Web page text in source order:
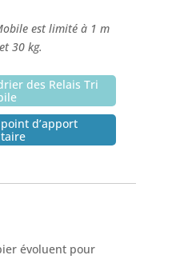
est limité à 1 m
30 kg.
des Relais Tri
d’apport
évoluent pour